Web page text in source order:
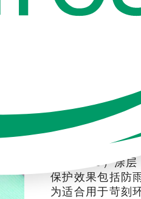
面料的魔法
料带来什么？
PU涂层面料是
氨酯（PU）涂
保护效果包括防
为适合用于苛刻